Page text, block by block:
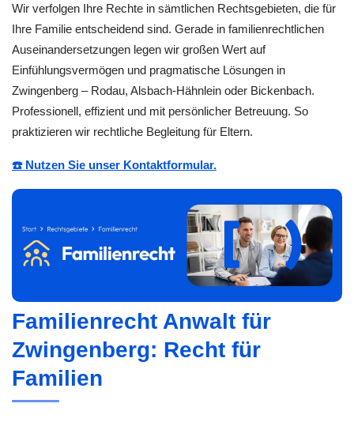
Wir verfolgen Ihre Rechte in sämtlichen Rechtsgebieten, die für
Ihre Familie entscheidend sind. Gerade in familienrechtlichen
Auseinandersetzungen legen wir großen Wert auf
Einfühlungsvermögen und pragmatische Lösungen in
Zwingenberg – Rodau, Alsbach-Hähnlein oder Bickenbach.
Professionell, effizient und mit persönlicher Betreuung. So
praktizieren wir rechtliche Begleitung für Eltern.
☎️ Nutzen Sie unser Kontaktformular.
Familienrecht Anwalt für
Zwingenberg: Recht für
Familien